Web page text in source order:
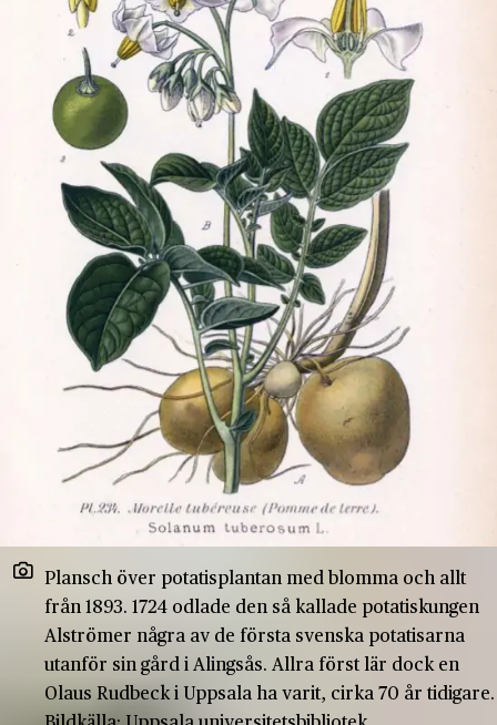
Plansch över potatisplantan med blomma och allt
från 1893. 1724 odlade den så kallade potatiskungen
Alströmer några av de första svenska potatisarna
utanför sin gård i Alingsås. Allra först lär dock en
Olaus Rudbeck i Uppsala ha varit, cirka 70 år tidigare.